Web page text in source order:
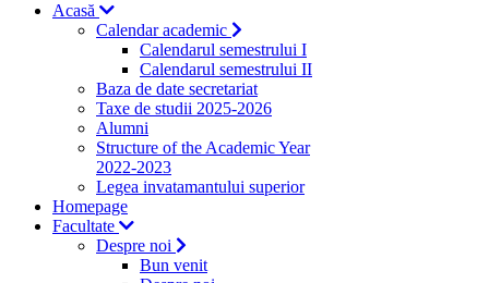
Acasă
Calendar academic
Calendarul semestrului I
Calendarul semestrului II
Baza de date secretariat
Taxe de studii 2025-2026
Alumni
Structure of the Academic Year
2022-2023
Legea invatamantului superior
Homepage
Facultate
Despre noi
Bun venit